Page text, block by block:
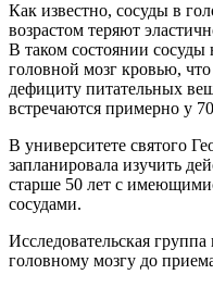
Как известно, сосуды в
возрастом теряют
В таком состоянии
головной мозг кровью,
дефициту питательных
встречаются примерно у
В университете святого
запланировала изучить
старше 50 лет с
сосудами.
Исследовательская
головному мозгу до